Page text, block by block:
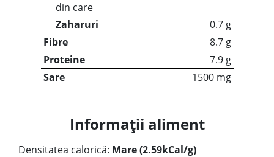
din care
Zaharuri
0.7 g
Fibre
8.7 g
Proteine
7.9 g
Sare
1500 mg
Informații aliment
Densitatea calorică: Mare (2.59kCal/g)